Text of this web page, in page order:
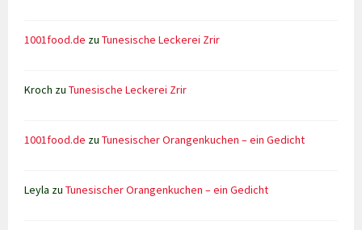
1001food.de zuTunesische Leckerei Zrir
Kroch zuTunesische Leckerei Zrir
1001food.de zuTunesischer Orangenkuchen – ein Gedicht
Leyla zuTunesischer Orangenkuchen – ein Gedicht